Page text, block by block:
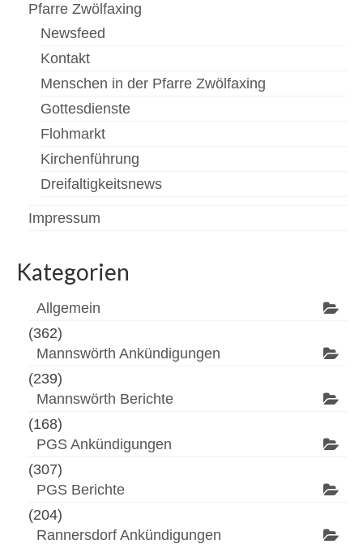
Pfarre Zwölfaxing
Newsfeed
Kontakt
Menschen in der Pfarre Zwölfaxing
Gottesdienste
Flohmarkt
Kirchenführung
Dreifaltigkeitsnews
Impressum
Kategorien
Allgemein
(362)
Mannswörth Ankündigungen
(239)
Mannswörth Berichte
(168)
PGS Ankündigungen
(307)
PGS Berichte
(204)
Rannersdorf Ankündigungen